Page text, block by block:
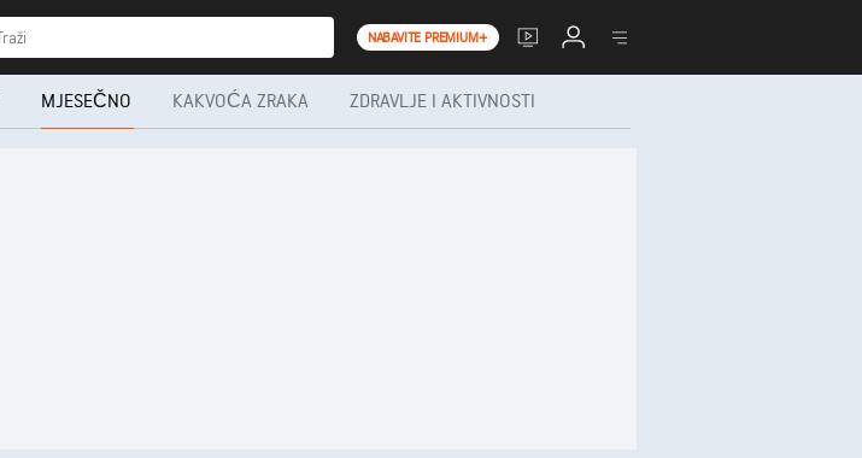
NABAVITE PREMIUM+
MJESEČNO KAKVOĆA ZRAKA ZDRAVLJE I AKTIVNOSTI